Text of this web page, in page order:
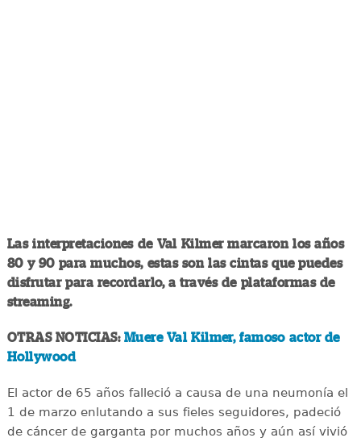
Las interpretaciones de Val Kilmer marcaron los años
80 y 90 para muchos, estas son las cintas que puedes
disfrutar para recordarlo, a través de plataformas de
streaming.
OTRAS NOTICIAS: Muere Val Kilmer, famoso actor de
Hollywood
El actor de 65 años falleció a causa de una neumonía el
1 de marzo enlutando a sus fieles seguidores, padeció
de cáncer de garganta por muchos años y aún así vivió